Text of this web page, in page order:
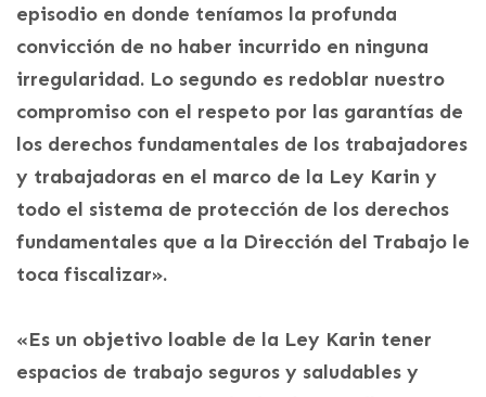
episodio en donde teníamos la profunda
convicción de no haber incurrido en ninguna
irregularidad. Lo segundo es redoblar nuestro
compromiso con el respeto por las garantías de
los derechos fundamentales de los trabajadores
y trabajadoras en el marco de la Ley Karin y
todo el sistema de protección de los derechos
fundamentales que a la Dirección del Trabajo le
toca fiscalizar».
«Es un objetivo loable de la Ley Karin tener
espacios de trabajo seguros y saludables y